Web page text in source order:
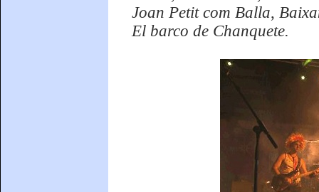
Joan Petit com Balla,
El barco de Chanquete.